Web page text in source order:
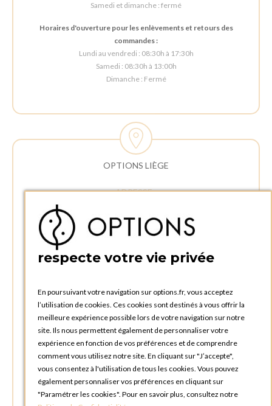
Samedi et dimanche : fermé
Horaires d'ouverture pour les enlèvements et retours des
commandes :
Lundi au vendredi : 08:30h à 17:30h
Samedi : 08:30h à 13:00h
Dimanche : Fermé
OPTIONS LIÈGE
ADRESSE :
4340 AWANS (Othée)
BELGIQUE
TÉLÉPHONE :
HEURES D'OUVERTURES
Horaires d'ouverture du Service Commercial :
Lundi au vendredi : 09:00h à 17:00h
Samedi et dimanche : Fermé
Horaires d'ouverture pour les enlèvements et retours des
commandes :
Lundi au vendredi : 08:30h à 17:30h
respecte votre vie privée
En poursuivant votre navigation sur options.fr, vous acceptez
l’utilisation de cookies. Ces cookies sont destinés à vous offrir la
meilleure expérience possible lors de votre navigation sur notre
site. Ils nous permettent également de personnaliser votre
expérience en fonction de vos préférences et de comprendre
comment vous utilisez notre site. En cliquant sur "J’accepte",
vous consentez à l'utilisation de tous les cookies. Vous pouvez
également personnaliser vos préférences en cliquant sur
"Paramétrer les cookies". Pour en savoir plus, consultez notre